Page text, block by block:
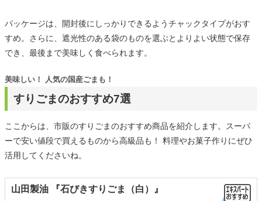
パッケージは、開封後にしっかりできるようチャックタイプがおす
すめ。さらに、遮光性のある袋のものを選ぶとよりよい状態で保存
でき、最後まで美味しく食べられます。
すりごまのおすすめ7選
美味しい！ 人気の国産ごまも！
ここからは、市販のすりごまのおすすめ商品を紹介します。スーパ
ーで安い値段で買えるものから高級品も！ 料理やお菓子作りにぜひ
活用してくださいね。
山田製油 『石びきすりごま（白）』